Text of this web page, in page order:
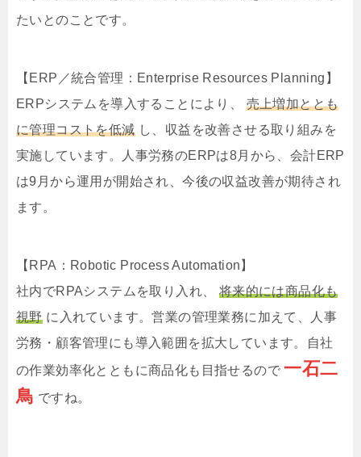
たいとのことです。
【ERP／統合管理：Enterprise Resources Planning】
ERPシステムを導入することにより、 売上増加ととも
に管理コストを低減し、収益を改善させる取り組みを
実施しています。人事労務のERPは8月から、会計ERP
は9月から運用が開始され、今後の収益改善が期待され
ます。
【RPA：Robotic Process Automation】
社内でRPAシステムを取り入れ、 将来的には商品化も
視野に入れています。営業の管理業務に加えて、人事
労務・顧客管理にも導入範囲を拡大しています。自社
の作業効率化とともに商品化も目指せるので 一石二
鳥 ですね。